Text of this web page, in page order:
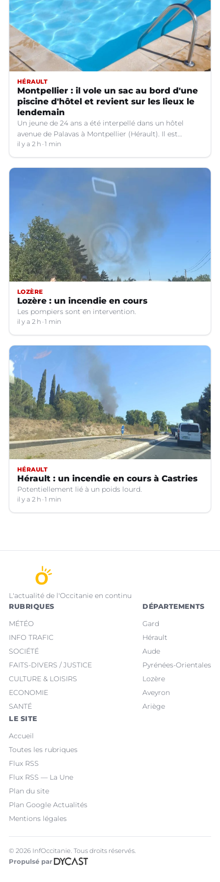
HÉRAULT
Montpellier : il vole un sac au bord d'une
piscine d'hôtel et revient sur les lieux le
lendemain
Un jeune de 24 ans a été interpellé dans un hôtel
avenue de Palavas à Montpellier (Hérault). Il est
suspecté d'avoir volé le sac d'une cliente.
il y a 2 h 1 min
LOZÈRE
Lozère : un incendie en cours
Les pompiers sont en intervention.
il y a 2 h 1 min
HÉRAULT
Hérault : un incendie en cours à Castries
Potentiellement lié à un poids lourd.
il y a 2 h 1 min
L'actualité de l'Occitanie en continu
RUBRIQUES
MÉTÉO
INFO TRAFIC
SOCIÉTÉ
FAITS-DIVERS / JUSTICE
CULTURE & LOISIRS
ECONOMIE
SANTÉ
DÉPARTEMENTS
Gard
Hérault
Aude
Pyrénées-Orientales
Lozère
Aveyron
Ariège
LE SITE
Accueil
Toutes les rubriques
Flux RSS
Flux RSS — La Une
Plan du site
Plan Google Actualités
Mentions légales
© 2026 InfOccitanie. Tous droits réservés.
Propulsé par